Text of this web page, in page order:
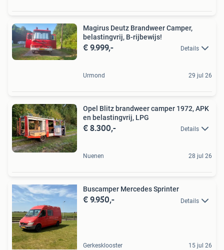
Magirus Deutz Brandweer Camper,
belastingvrij, B-rijbewijs!
€ 9.999,- Details
Urmond 29 jul 26
Opel Blitz brandweer camper 1972, APK
en belastingvrij, LPG
€ 8.300,- Details
Nuenen 28 jul 26
Buscamper Mercedes Sprinter
€ 9.950,- Details
Gerkesklooster 15 jul 26